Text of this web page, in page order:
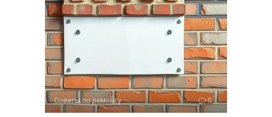
Советы по ремонту 0